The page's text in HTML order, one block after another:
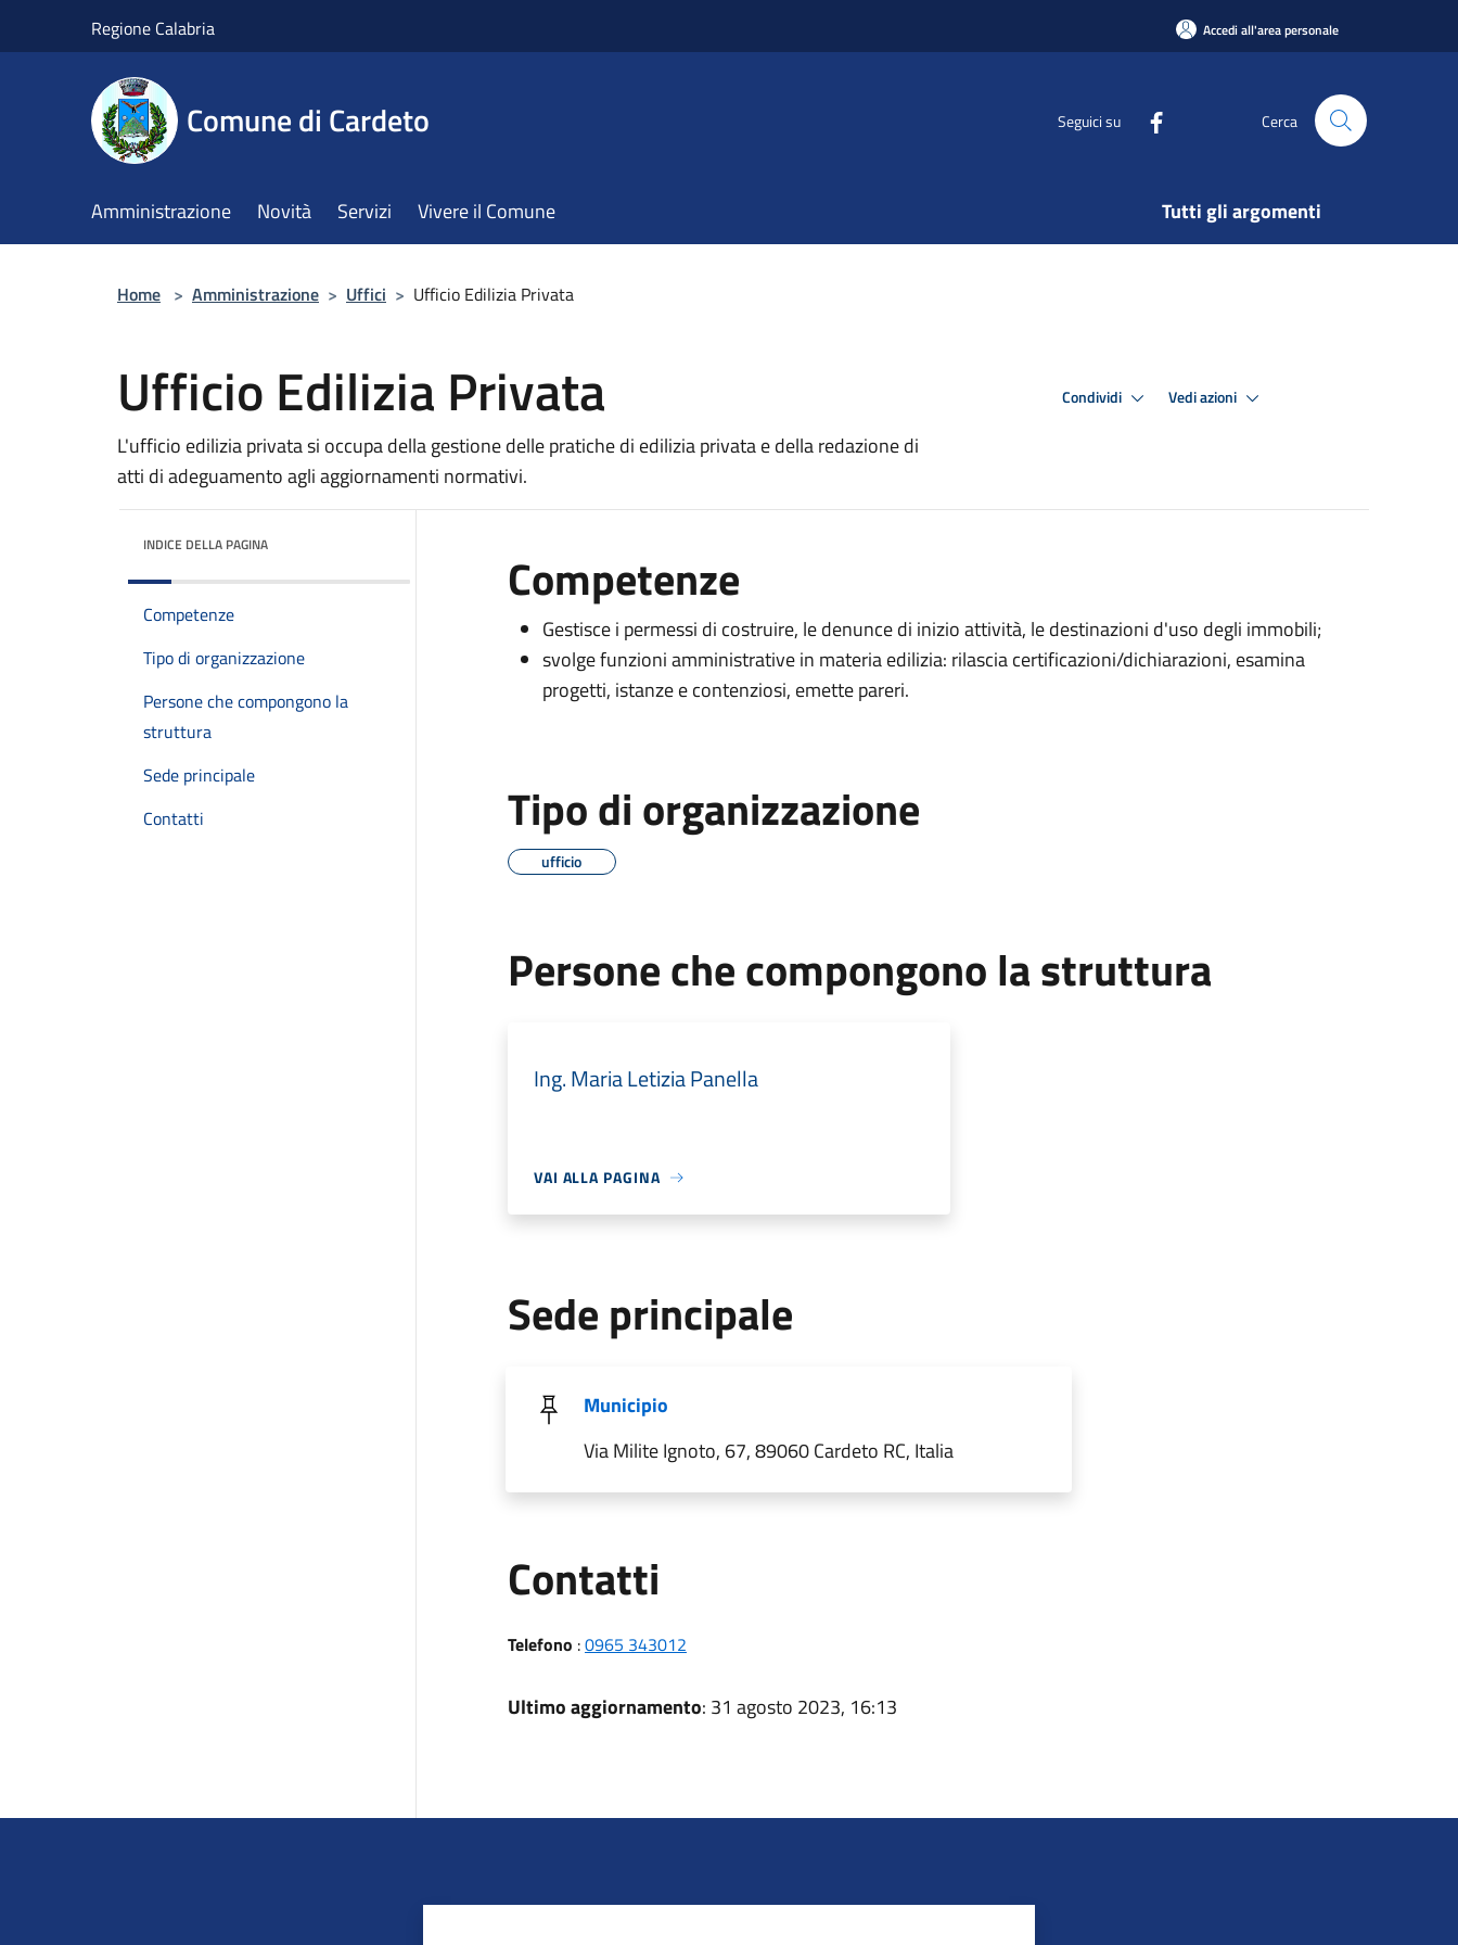
Regione Calabria Accedi all'area personale
Comune di Cardeto Seguici su Cerca
Amministrazione Novità Servizi Vivere il Comune Tutti gli argomenti
Home > Amministrazione > Uffici > Ufficio Edilizia Privata
Ufficio Edilizia Privata
L'ufficio edilizia privata si occupa della gestione delle pratiche di edilizia privata e della redazione di
atti di adeguamento agli aggiornamenti normativi.
Condividi Vedi azioni
INDICE DELLA PAGINA
Competenze
Tipo di organizzazione
Persone che compongono la
struttura
Sede principale
Contatti
Competenze
Gestisce i permessi di costruire, le denunce di inizio attività, le destinazioni d'uso degli immobili;
svolge funzioni amministrative in materia edilizia: rilascia certificazioni/dichiarazioni, esamina
progetti, istanze e contenziosi, emette pareri.
Tipo di organizzazione
ufficio
Persone che compongono la struttura
Ing. Maria Letizia Panella
VAI ALLA PAGINA
Sede principale
Municipio
Via Milite Ignoto, 67, 89060 Cardeto RC, Italia
Contatti
Telefono :0965 343012
Ultimo aggiornamento: 31 agosto 2023, 16:13